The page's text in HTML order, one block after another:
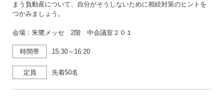
まう負動産について、自分がそうしないために相続対策のヒントを
つかみましょう。
会場：朱鷺メッセ 2階 中会議室２０１
時間帯 15:30～16:20
定員 先着50名